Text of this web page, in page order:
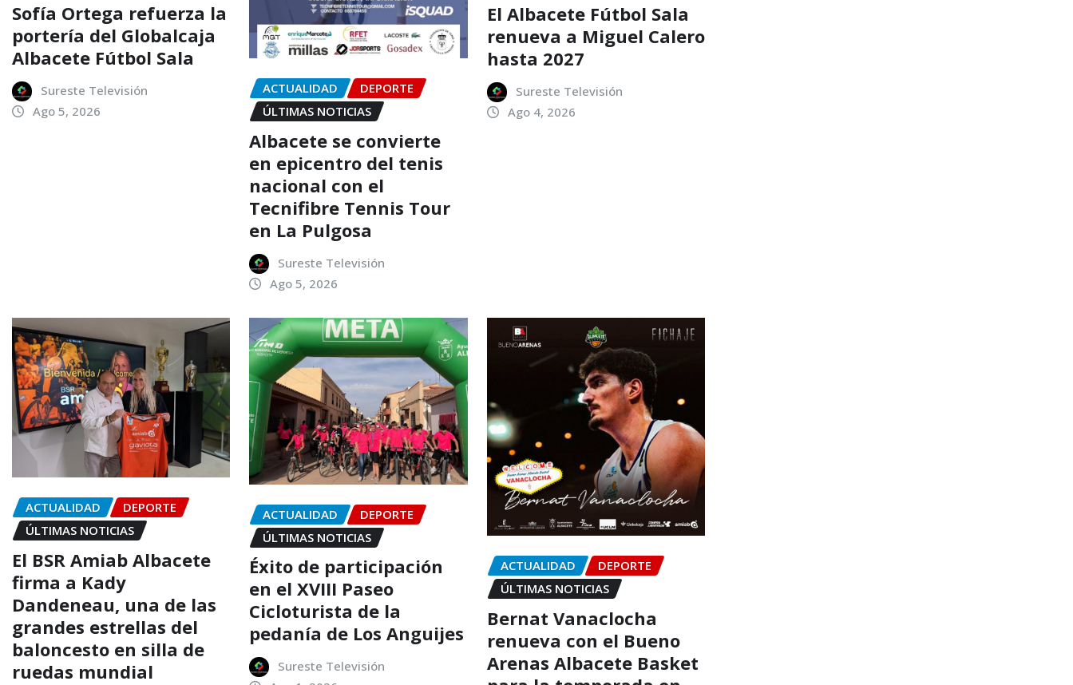
Sofía Ortega refuerza la
portería del Globalcaja
Albacete Fútbol Sala
Sureste Televisión
Ago 5, 2026
ACTUALIDAD
DEPORTE
ÚLTIMAS NOTICIAS
Albacete se convierte
en epicentro del tenis
nacional con el
Tecnifibre Tennis Tour
en La Pulgosa
Sureste Televisión
Ago 5, 2026
El Albacete Fútbol Sala
renueva a Miguel Calero
hasta 2027
Sureste Televisión
Ago 4, 2026
ACTUALIDAD
DEPORTE
ÚLTIMAS NOTICIAS
El BSR Amiab Albacete
firma a Kady
Dandeneau, una de las
grandes estrellas del
baloncesto en silla de
ruedas mundial
ACTUALIDAD
DEPORTE
ÚLTIMAS NOTICIAS
Éxito de participación
en el XVIII Paseo
Cicloturista de la
pedanía de Los Anguijes
Sureste Televisión
ACTUALIDAD
DEPORTE
ÚLTIMAS NOTICIAS
Bernat Vanaclocha
renueva con el Bueno
Arenas Albacete Basket